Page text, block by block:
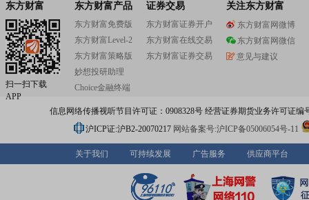
股权质押：
截止2026年07月10
470.00万股，质押总笔数2笔
2026-07-03
股权质押：截止2026年07月03
2026-07-01
股东大会：于2026-07-01召开
东方财富
扫一扫下载
APP
东方财富产品
东方财富免费版
东方财富Level-2
东方财富策略版
妙想投研助理
Choice金融终端
证券交易
东方财富证券开户
东方财富在线交易
东方财富证券交易
关注东方财富
东方财富网微博
东方财富网微信
意见与建议
信息网络传播视听节目许可证：0908328号 经营证券期货业务许可证编
沪ICP证:沪B2-20070217 网站备案号:沪ICP备05006054号-11
关于我们 可持续发展 广告服务 供应商平台